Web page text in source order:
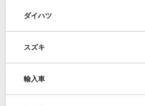
ダイハツ
スズキ
輸入車